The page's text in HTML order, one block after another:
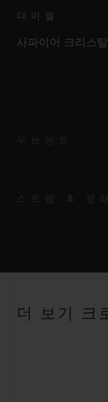
다이얼
사파이어 크리스
스트랩
더 보기 크